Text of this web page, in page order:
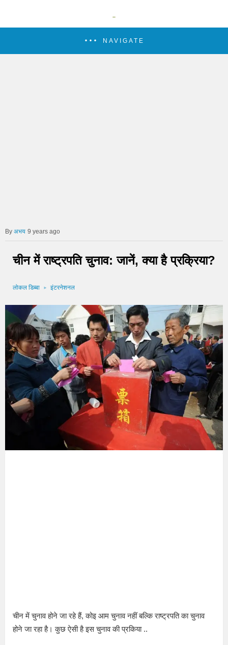
NAVIGATE
अभय 9 years ago
चीन में राष्ट्रपति चुनाव: जानें, क्या है प्रक्रिया?
लोकल डिब्बा इंटरनेशनल
चीन में चुनाव होने जा रहे हैं, कोइ आम चुनाव नहीं बल्कि राष्ट्रपति का चुनाव
होने जा रहा है। कुछ ऐसी है इस चुनाव की प्रकिया ..